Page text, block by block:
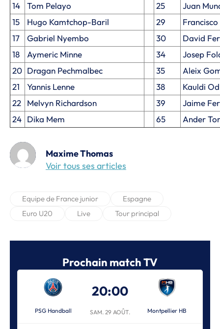
14
Tom Pelayo 25
Juan
15
Hugo Kamtchop-Baril 29
17
Gabriel Nyembo 30
David
18
Aymeric Minne 34
Josep
20 Dragan Pechmalbec 35
Aleix
21
Yannis Lenne 38
Kauldi
22
Melvyn Richardson 39
Jaime
24 Dika Mem 65 Ander
Maxime Thomas
Voir tous ses articles
Equipe de France junior
Espagne
Euro U20
Live Tour principal
Prochain match TV
PSG Handball
20:00
SAM. 29 AOÛT. Montpellier HB